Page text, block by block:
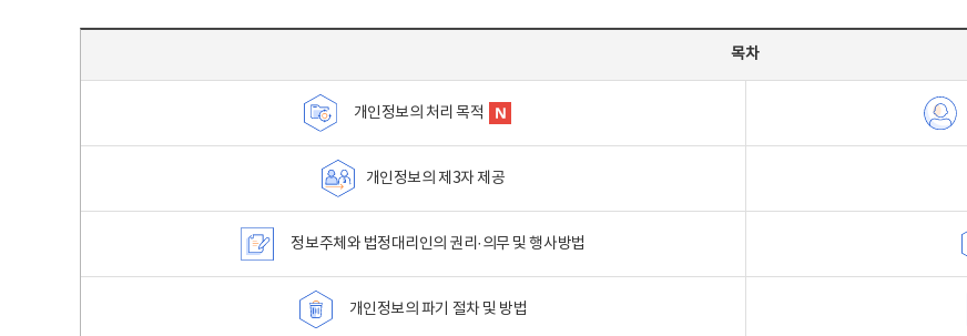
목차
개인정보의 처리 목적
개인정보의 제3자 제공
정보주체와 법정대리인의 권리·의무 및 행사방법
개인정보의 파기 절차 및 방법